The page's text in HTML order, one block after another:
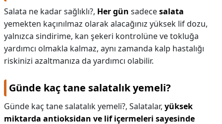
Salata ne kadar sağlıklı?, Her gün sadecesalata
yemekten kaçınılmaz olarak alacağınız yüksek lif dozu,
yalnızca sindirime, kan şekeri kontrolüne ve tokluğa
yardımcı olmakla kalmaz, aynı zamanda kalp hastalığı
riskinizi azaltmanıza da yardımcı olabilir.
Günde kaç tane salatalık yemeli?
Günde kaç tane salatalık yemeli?, Salatalar, yüksek
miktarda antioksidan ve lif içermeleri sayesinde